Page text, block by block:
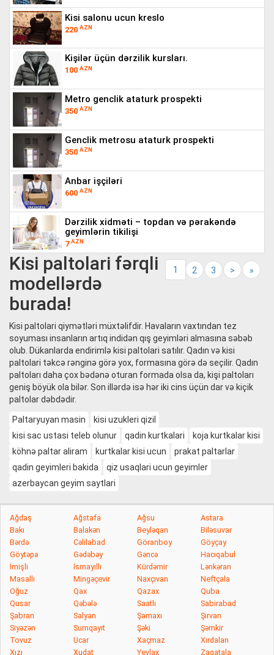
kisi salonu ucun kreslo
220 AZN
kişilər üçün dərzilik kursları.
100 AZN
metro genclik ataturk prospekti
350 AZN
genclik metrosu ataturk prospekti
350 AZN
anbar işçiləri
600 AZN
dərzilik xidməti – topdan və pərakəndə
geyimlərin tikilişi
7AZN
1 2 3 > »
Kisi paltolari fərqli
modellərdə
burada!
Kisi paltolari qiymətləri müxtəlifdir. Havaların vaxtından tez
soyuması insanların artıq indidən qış geyimləri almasına səbəb
olub. Dükanlarda endirimlə kisi paltolari satılır. Qadın və kisi
paltolari təkcə rənginə görə yox, formasına görə də seçilir. Qadın
paltoları daha çox bədənə oturan formada olsa da, kişi paltoları
geniş böyük ola bilər. Son illərdə isə hər iki cins üçün dar və kiçik
paltolar dəbdədir.
Paltaryuyan masin
kisi uzukleri qizil
kisi sac ustasi teleb olunur
qadin kurtkalari
koja kurtkalar kisi
köhnə paltar aliram
kurtkalar kisi ucun
prakat paltarlar
qadin geyimleri bakida
qiz usaqlari ucun geyimler
azerbaycan geyim saytlari
Ağdaş Ağstafa Ağsu
Astara
Bakı
Balakən Beyləqan
Biləsuvar
Bərdə
Cəlilabad Göranboy
Göyçay
Göytəpə
Gədəbəy Gəncə
Hacıqabul
İmişli
İsmayıllı Kürdəmir
Lənkəran
Masallı
Mingəçevir Naxçıvan
Neftçala
Oğuz
Qax Qazax
Quba
Qusar
Qəbələ Saatlı
Sabirabad
Şabran
Salyan Şamaxı
Şirvan
Siyəzən
Sumqayıt Şəki
Şəmkir
Tovuz
Ucar Xaçmaz
Xırdalan
Xızı
Xudat Yevlax Zaqatala